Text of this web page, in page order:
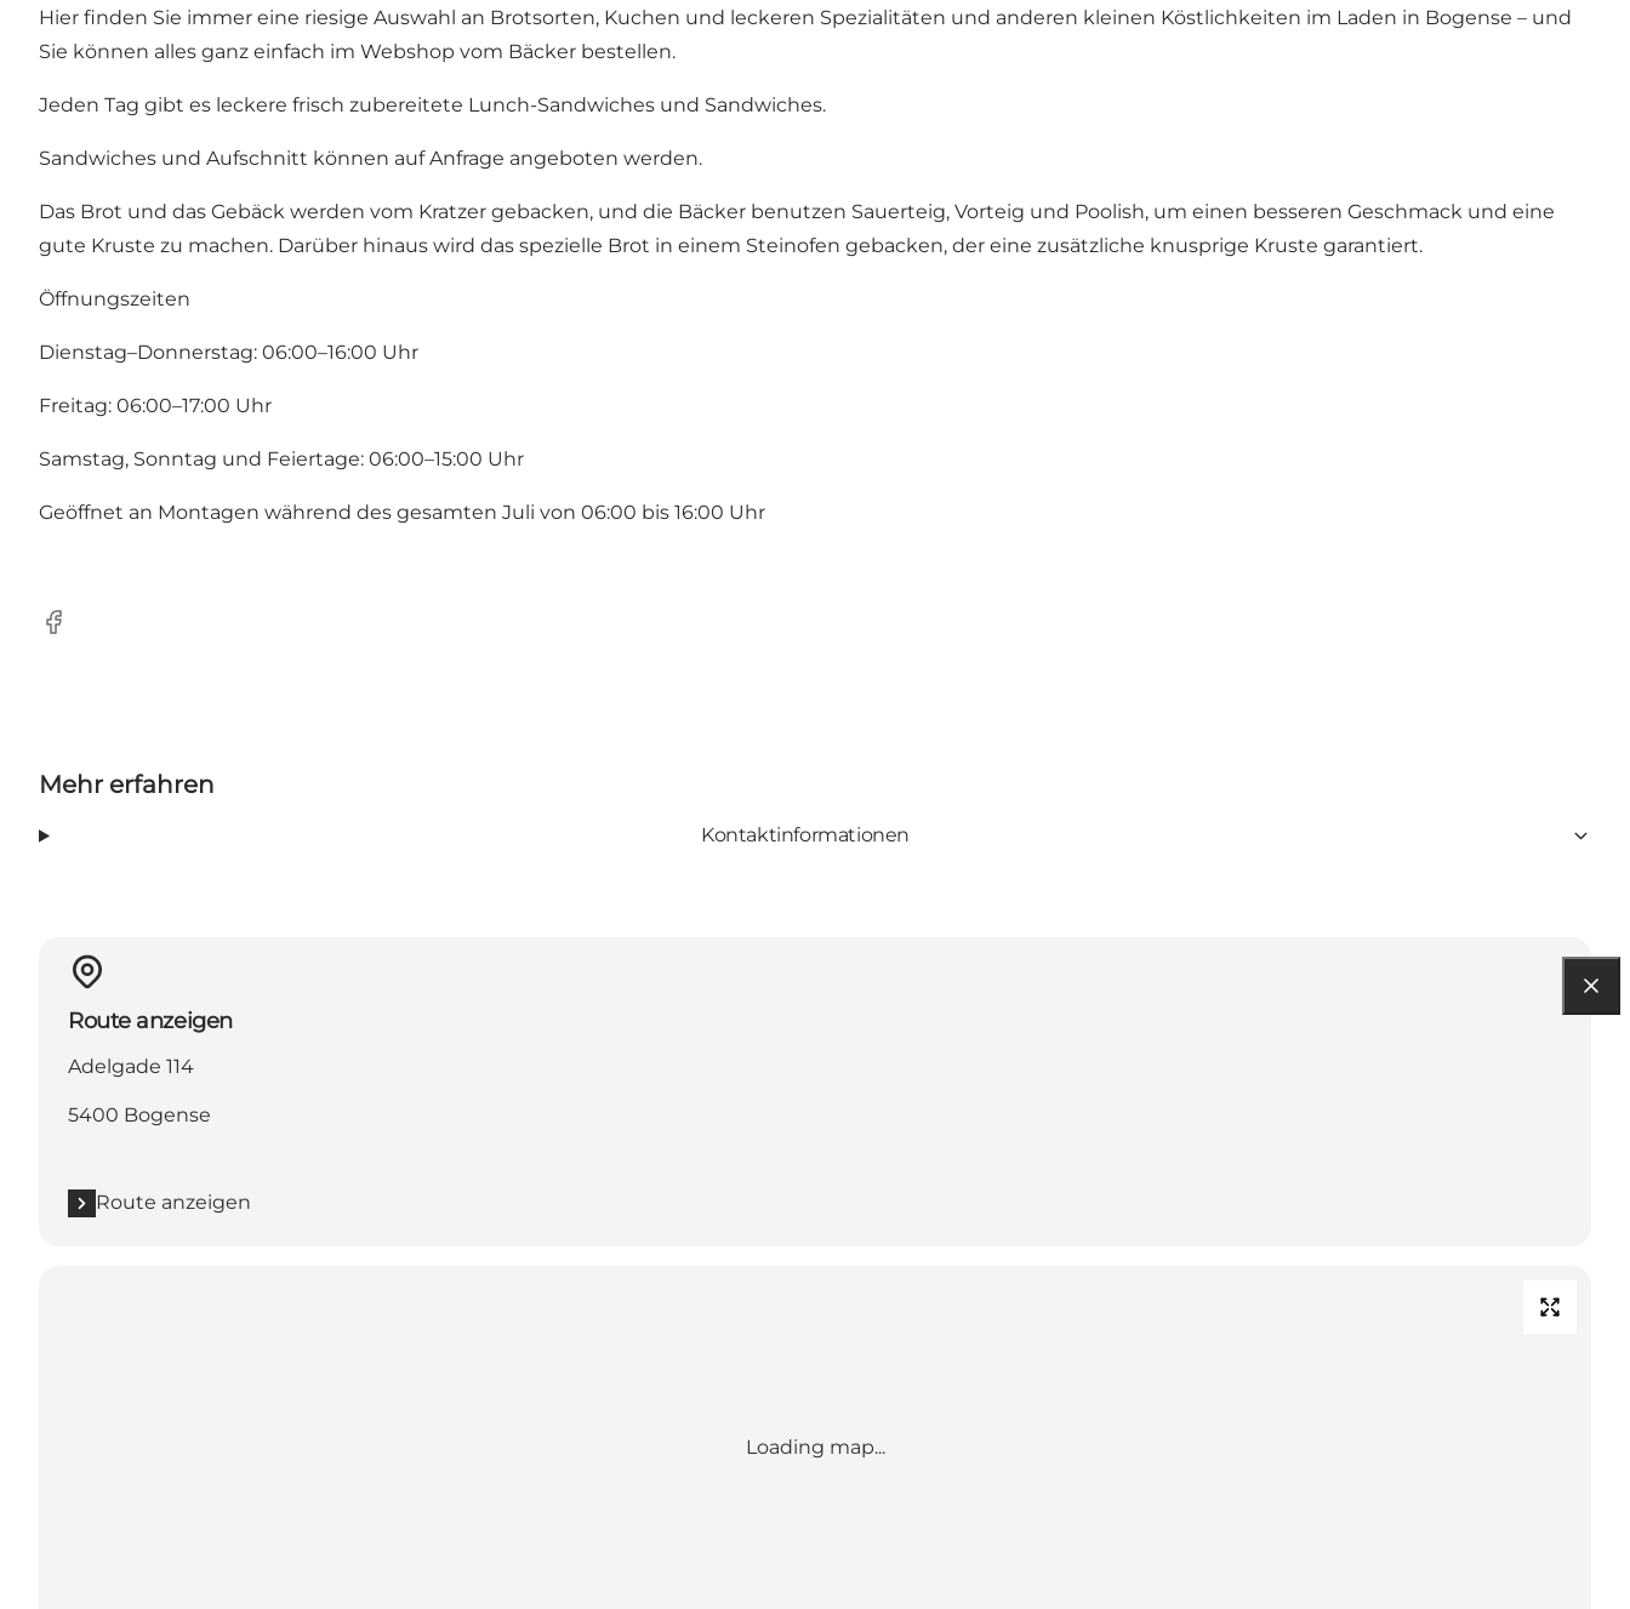
Hier finden Sie immer eine riesige Auswahl an Brotsorten, Kuchen und leckeren Spezialitäten und anderen kleinen Köstlichkeiten im Laden in Bogense – und
Sie können alles ganz einfach im Webshop vom Bäcker bestellen.
Jeden Tag gibt es leckere frisch zubereitete Lunch-Sandwiches und Sandwiches.
Sandwiches und Aufschnitt können auf Anfrage angeboten werden.
Das Brot und das Gebäck werden vom Kratzer gebacken, und die Bäcker benutzen Sauerteig, Vorteig und Poolish, um einen besseren Geschmack und eine
gute Kruste zu machen. Darüber hinaus wird das spezielle Brot in einem Steinofen gebacken, der eine zusätzliche knusprige Kruste garantiert.
Öffnungszeiten
Dienstag–Donnerstag: 06:00–16:00 Uhr
Freitag: 06:00–17:00 Uhr
Samstag, Sonntag und Feiertage: 06:00–15:00 Uhr
Geöffnet an Montagen während des gesamten Juli von 06:00 bis 16:00 Uhr
Facebook
Mehr erfahren
Kontaktinformationen
Route anzeigen
Adelgade 114
5400 Bogense
Route anzeigen
Loading map...